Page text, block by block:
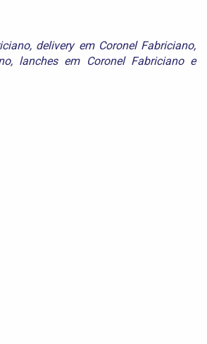
, delivery em Coronel Fabriciano,
, lanches em Coronel Fabricianoe